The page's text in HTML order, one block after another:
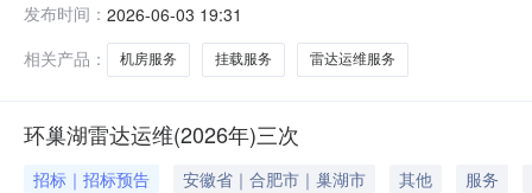
次采购方式：竞争性磋商预算金额：58.83万元最高限价
1年。
发布时间： 2026-06-03 19:31
相关产品：
机房服务 挂载服务 雷达运维服务
环巢湖雷达运维(2026年)三次
招标｜招标预告 安徽省｜合肥市｜巢湖市 其他
服务